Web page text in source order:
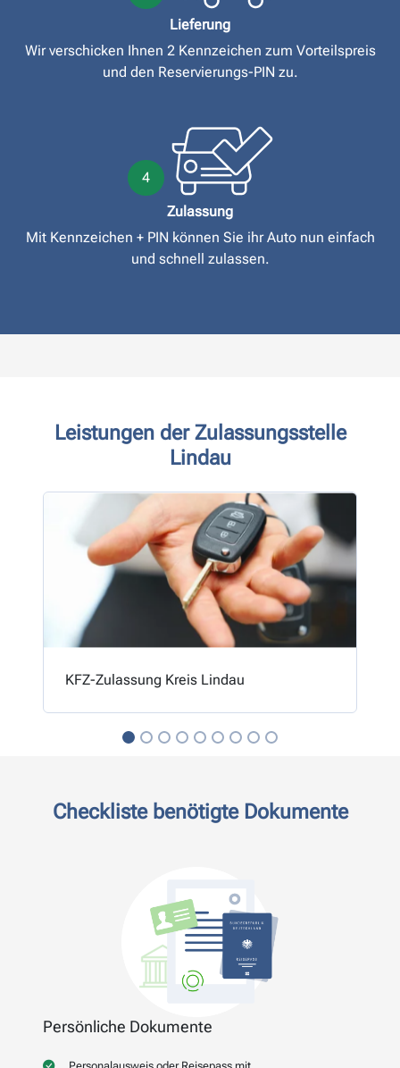
Lieferung
Wir verschicken Ihnen 2 Kennzeichen zum Vorteilspreis
und den Reservierungs-PIN zu.
4
Zulassung
Mit Kennzeichen + PIN können Sie ihr Auto nun einfach
und schnell zulassen.
Leistungen der Zulassungsstelle
Lindau
KFZ-Zulassung Kreis Lindau
Checkliste benötigte Dokumente
Persönliche Dokumente